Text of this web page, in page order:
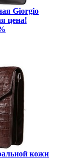
Giorgio
цена!
кожи